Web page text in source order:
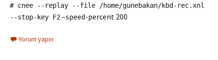
# cnee --replay --file /home/gunebakan/kbd-rec.xnl
--stop-key F2–speed-percent 200
Yorum yapın